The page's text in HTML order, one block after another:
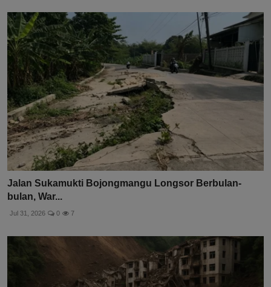
Jalan Sukamukti Bojongmangu Longsor Berbulan-
bulan, War...
Jul 31, 2026 0 7